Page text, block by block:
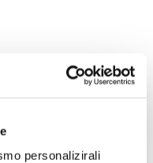
personalizirali